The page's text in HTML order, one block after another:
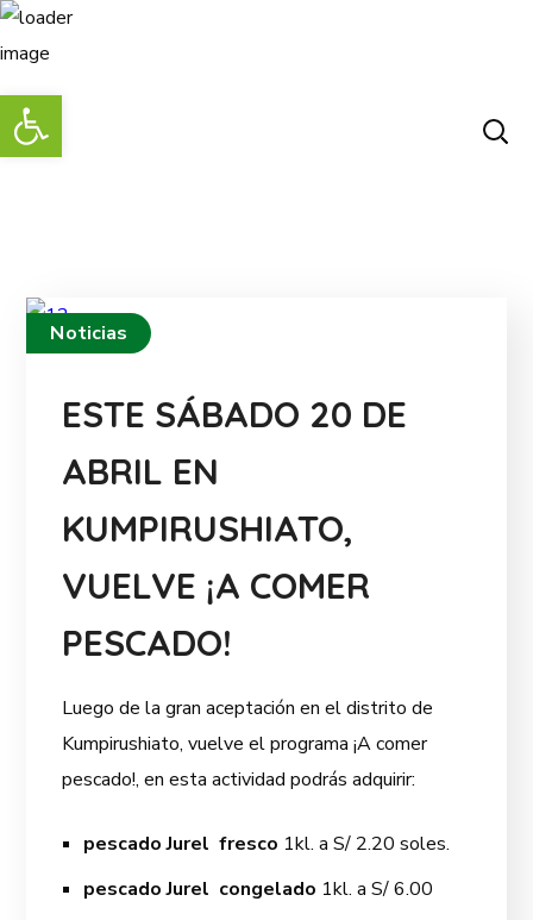
Noticias
ESTE SÁBADO 20 DE
ABRIL EN
KUMPIRUSHIATO,
VUELVE ¡A COMER
PESCADO!
Luego de la gran aceptación en el distrito de
Kumpirushiato, vuelve el programa ¡A comer
pescado!, en esta actividad podrás adquirir:
pescado Jurel fresco 1kl. a S/ 2.20 soles.
pescado Jurel congelado 1kl. a S/ 6.00
Abrir barra de herramientas